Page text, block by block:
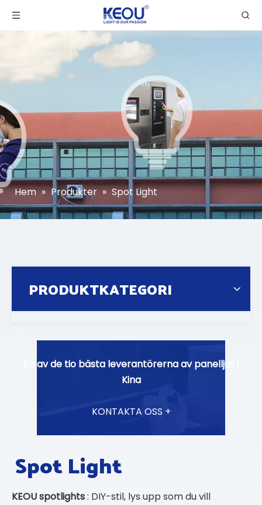
Hem » Produkter » Spot Light
PRODUKTKATEGORI
En av de tio bästa leverantörerna av panelljus i
Kina
KONTAKTA OSS +
Spot Light
KEOU spotlights: DIY-stil, lys upp som du vill